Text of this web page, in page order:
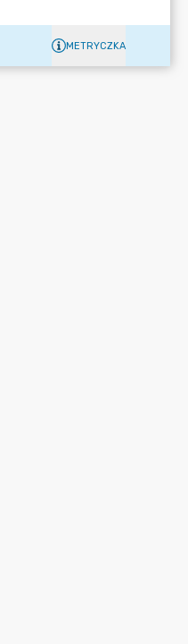
METRYCZKA